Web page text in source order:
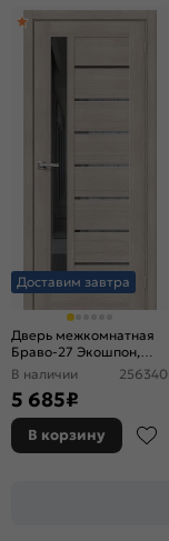
Доставим завтра
Дверь межкомнатная
Браво-27 Экошпон,
Cappuccino Melinga,
grey, царговая
В наличии 256340
5 685₽
В корзину